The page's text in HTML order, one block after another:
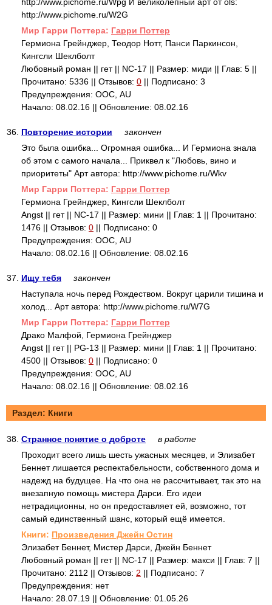
http://www.pichome.ru/W2G
Mир Гарри Поттера: Гарри Поттер
Гермиона Грейнджер, Теодор Нотт, Панси Паркинсон,
Кингсли Шеклболт
Любовный роман || гет || NC-17 || Размер: миди || Глав: 5 ||
Прочитано: 5336 || Отзывов: 0 || Подписано: 3
Предупреждения: ООС, AU
Начало: 08.02.16 || Обновление: 08.02.16
36. Повторение истории
закончен
Это была ошибка... Огромная ошибка... И Гермиона знала
об этом с самого начала... Приквел к "Любовь, вино и
приоритеты" Арт автора: http://www.pichome.ru/Wkv
Mир Гарри Поттера: Гарри Поттер
Гермиона Грейнджер, Кингсли Шеклболт
Angst || гет || NC-17 || Размер: мини || Глав: 1 || Прочитано:
1476 || Отзывов: 0 || Подписано: 0
Предупреждения: ООС, AU
Начало: 08.02.16 || Обновление: 08.02.16
37. Ищу тебя
закончен
Наступала ночь перед Рождеством. Вокруг царили тишина и
холод... Арт автора: http://www.pichome.ru/W7G
Mир Гарри Поттера: Гарри Поттер
Драко Малфой, Гермиона Грейнджер
Angst || гет || PG-13 || Размер: мини || Глав: 1 || Прочитано:
4500 || Отзывов: 0 || Подписано: 0
Предупреждения: ООС, AU
Начало: 08.02.16 || Обновление: 08.02.16
Раздел: Книги
38. Странное понятие о доброте
в работе
Проходит всего лишь шесть ужасных месяцев, и Элизабет
Беннет лишается респектабельности, собственного дома и
надежд на будущее. На что она не рассчитывает, так это на
внезапную помощь мистера Дарси. Его идеи
нетрадиционны, но он предоставляет ей, возможно, тот
самый единственный шанс, который ещё имеется.
Книги: Произведения Джейн Остин
Элизабет Беннет, Мистер Дарси, Джейн Беннет
Любовный роман || гет || NC-17 || Размер: макси || Глав: 7 ||
Прочитано: 2112 || Отзывов: 2 || Подписано: 7
Предупреждения: нет
Начало: 28.07.19 || Обновление: 01.05.26